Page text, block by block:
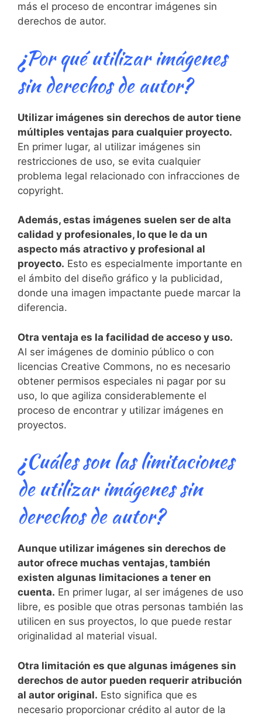
más el proceso de encontrar⁣ imágenes sin
derechos de autor.
¿Por qué utilizar‍ imágenes⁣
sin derechos de autor?
Utilizar imágenes sin ‌derechos de autor tiene
múltiples ​ventajas para cualquier proyecto.
En primer lugar, al utilizar imágenes sin
restricciones de uso,⁣ se evita cualquier
problema legal relacionado con infracciones‍ de
copyright.
Además, estas imágenes suelen ser de alta
calidad y profesionales, lo que le da ​un
aspecto ‍más atractivo y profesional al‍
proyecto. Esto es especialmente importante en
el ámbito del diseño‍ gráfico y la publicidad,
donde ​una imagen ⁢impactante puede marcar la
diferencia.
Otra⁤ ventaja ​es la facilidad de acceso y uso.
Al ser imágenes de dominio público o con
licencias Creative Commons, no es necesario
obtener permisos especiales ni pagar⁤ por su
uso,​ lo que agiliza considerablemente el
proceso de encontrar y utilizar imágenes ⁣en
proyectos.
¿Cuáles⁣ son las limitaciones
de utilizar imágenes sin
derechos ​de autor?
Aunque utilizar ​imágenes sin derechos ​de
autor ofrece muchas ventajas, también
existen ‌algunas limitaciones a‍ tener en
⁣cuenta. En primer lugar, al ser‌ imágenes de uso
libre, es ‍posible que otras personas también​ las
utilicen en sus proyectos, lo que puede⁢ restar
originalidad al material visual.
Otra limitación es que algunas imágenes sin
derechos de autor pueden requerir atribución
al⁤ autor⁢ original. Esto⁢ significa que es
necesario proporcionar crédito al autor ‌de la